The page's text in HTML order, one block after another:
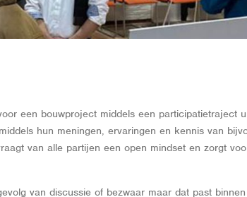
een bouwproject middels een participatietraject
hun meningen, ervaringen en kennis van
van alle partijen een open mindset en zorgt
van discussie of bezwaar maar dat past